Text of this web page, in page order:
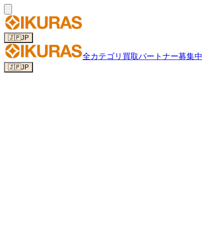
🇯🇵JP
全カテゴリ 買取パートナー募集中
🇯🇵JP